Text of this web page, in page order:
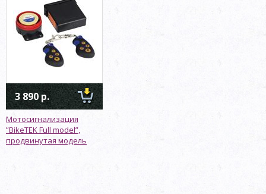
3 890 р.
Мотосигнализация
”BikeTEK Full model”,
продвинутая модель